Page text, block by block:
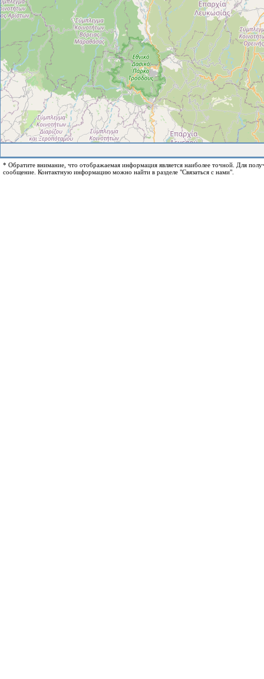
* Обратите внимание, что отображаемая информация является наиболее точной. Для
сообщение. Контактную информацию можно найти в разделе "Связаться с нами".